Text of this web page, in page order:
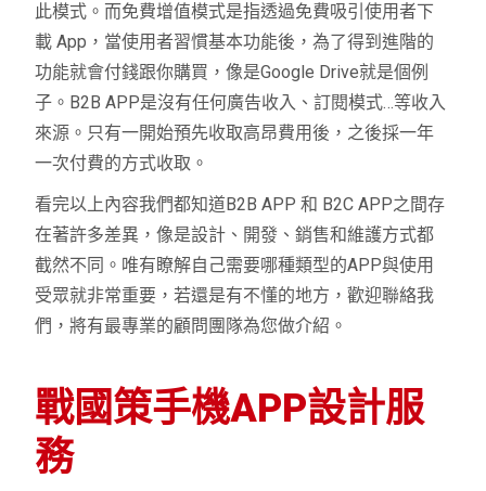
此模式。而免費增值模式是指透過免費吸引使用者下
載 App，當使用者習慣基本功能後，為了得到進階的
功能就會付錢跟你購買，像是Google Drive就是個例
子。B2B APP是沒有任何廣告收入、‍訂閱模式…等收入
來源。只有一開始預先收取高昂費用後，之後採一年
一次付費的方式收取。
看完以上內容我們都知道B2B APP 和 B2C APP之間存
在著許多差異，像是設計、開發、銷售和維護方式都
截然不同。唯有瞭解自己需要哪種類型的APP與使用
受眾就非常重要，若還是有不懂的地方，歡迎聯絡我
們，將有最專業的顧問團隊為您做介紹。
戰國策手機APP設計服
務